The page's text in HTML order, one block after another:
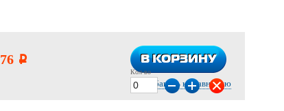
i В КОРЗИНУ
В КОРЗИНУ
Кол-во
Добавить к сравнению